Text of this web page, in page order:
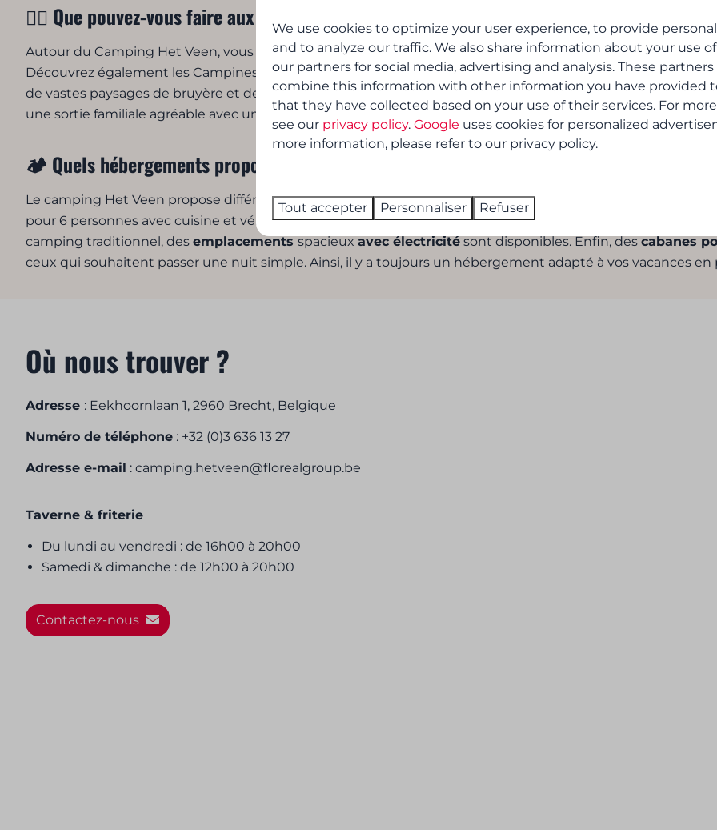
🚴‍♂️ Que pouvez-vous faire aux alentours du Camping Het Veen dans la région d’Anvers ?
Autour du Camping Het Veen, vous pouvez faire une excursion d’unejournée aucentre d’Anvers, situé à
Découvrez également les Campines anversoises à pied ou à vélo, où leParc frontalier de la Kalmthoutse
de vastes paysages de bruyère et des sentiers de randonnée, idéale pour des vacances nature en Belgique.
une sortie familiale agréable avec une aire de jeux et beaucoup d’espace pour profiter calmement de la
🏕️ Quels hébergements propose le Camping Het Veen ?
Le camping Het Veen propose différents types d’hébergements pourchaque type de vacancier . Vous
pour 6 personnes avec cuisine et véranda privées. Il y a également desmobil-homes
entièrement équipés
camping traditionnel, desemplacementsspacieuxavec électricitésont disponibles. Enfin, descabanes
ceux qui souhaitent passer une nuit simple. Ainsi, il y a toujours un hébergement adapté à vos vacances en
Où nous trouver ?
Adresse : Eekhoornlaan 1, 2960 Brecht, Belgique
Numéro de téléphone : +32 (0)3 636 13 27
Adresse e-mail : camping.hetveen@florealgroup.be
Taverne & friterie
Du lundi au vendredi : de 16h00 à 20h00
Samedi & dimanche : de 12h00 à 20h00
Contactez-nous
We use cookies to optimize your user experience, to provide
and to analyze our traffic. We also share information about your use
our partners for social media, advertising and analysis. These
combine this information with other information you have provided
that they have collected based on your use of their services. For
see our privacy policy. Google uses cookies for personalized
more information, please refer to our privacy policy.
Tout accepter Personnaliser Refuser